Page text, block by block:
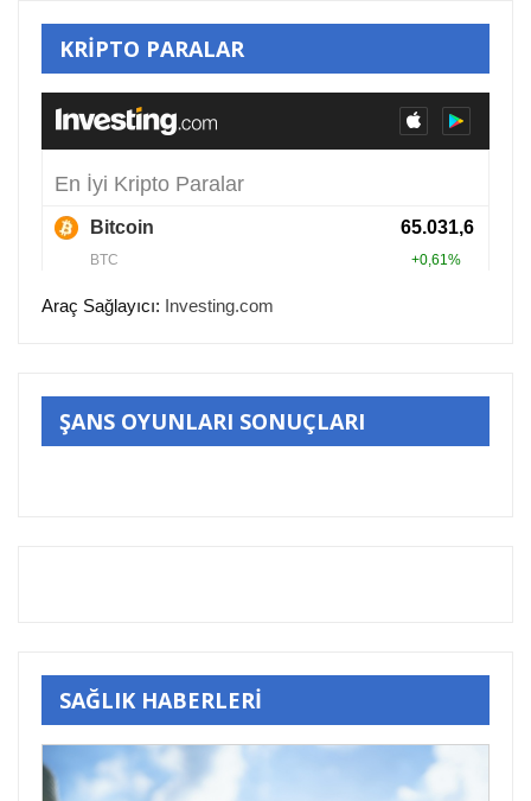
KRİPTO PARALAR
Araç Sağlayıcı: Investing.com
ŞANS OYUNLARI SONUÇLARI
SAĞLIK HABERLERİ